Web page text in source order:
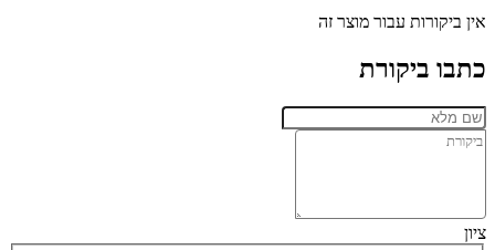
אין ביקורות עבור מוצר זה
כתבו ביקורת
ציון